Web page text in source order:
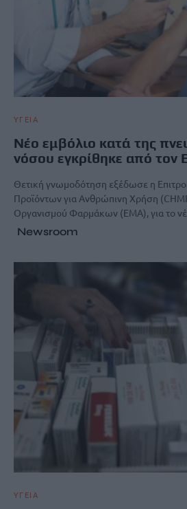
ΥΓΕΙΑ
Νέο εμβόλιο κατά της
νόσου εγκρίθηκε από τον
Θετική γνωμοδότηση εξέδωσε η
Προϊόντων για Ανθρώπινη Χρήση
Οργανισμού Φαρμάκων (EMA), για το
Newsroom
ΥΓΕΙΑ